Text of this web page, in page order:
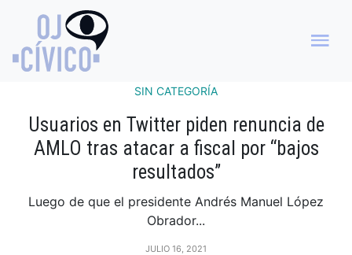
SIN CATEGORÍA
Usuarios en Twitter piden renuncia de
AMLO tras atacar a fiscal por “bajos
resultados”
Luego de que el presidente Andrés Manuel López
Obrador...
JULIO 16, 2021